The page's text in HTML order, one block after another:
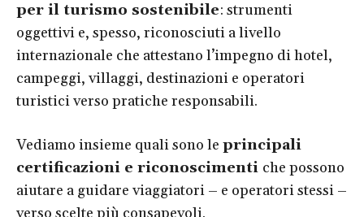
per il turismo sostenibile: strumenti
oggettivi e, spesso, riconosciuti a livello
internazionale che attestano l’impegno di hotel,
campeggi, villaggi, destinazioni e operatori
turistici verso pratiche responsabili.
Vediamo insieme quali sono le principali
certificazioni e riconoscimenti che possono
aiutare a guidare viaggiatori – e operatori stessi –